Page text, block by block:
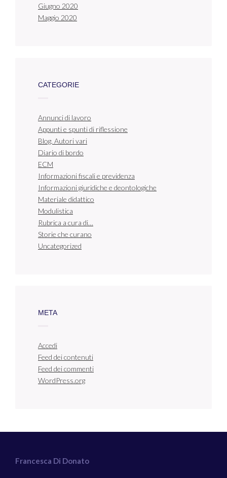
Giugno 2020
Maggio 2020
CATEGORIE
Annunci di lavoro
Appunti e spunti di riflessione
Blog. Autori vari
Diario di bordo
ECM
Informazioni fiscali e previdenza
Informazioni giuridiche e deontologiche
Materiale didattico
Modulistica
Rubrica a cura di…
Storie che curano
Uncategorized
META
Accedi
Feed dei contenuti
Feed dei commenti
WordPress.org
Francesca Di Donato